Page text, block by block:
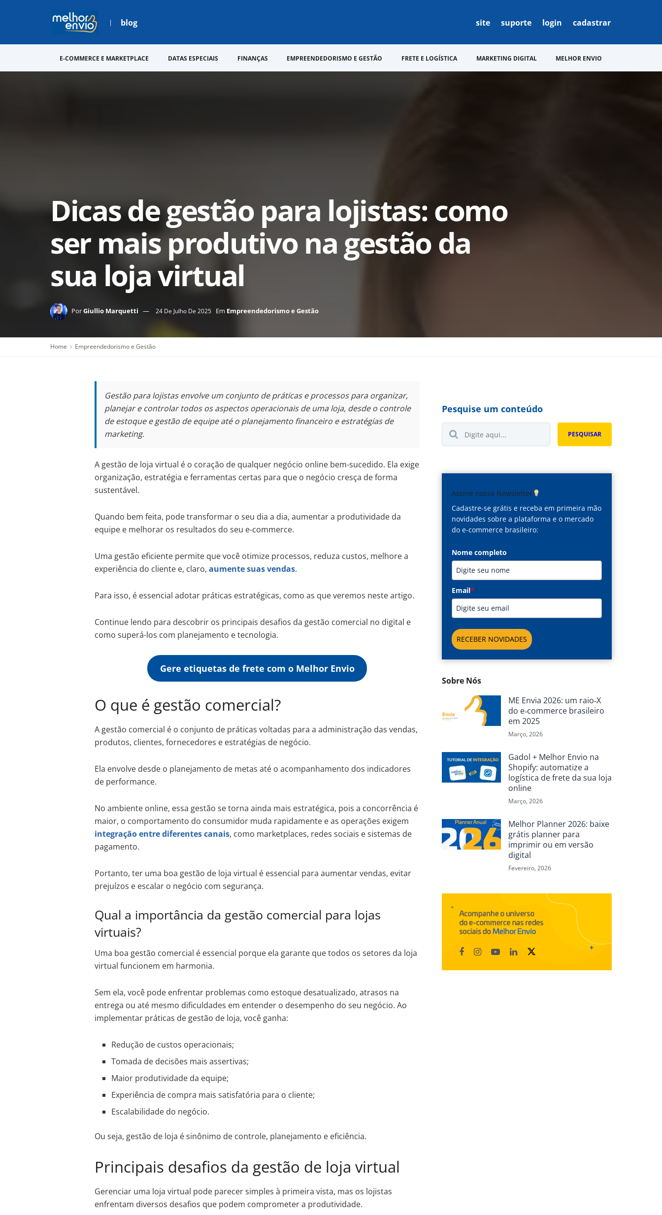
blog site suporte login cadastrar
E-COMMERCE E MARKETPLACE DATAS ESPECIAIS FINANÇAS EMPREENDEDORISMO E GESTÃO FRETE E LOGÍSTICA MARKETING DIGITAL MELHOR ENVIO
Dicas de gestão para lojistas: como
ser mais produtivo na gestão da
sua loja virtual
PorGiullio Marquetti 24 De Julho De 2025 Em Empreendedorismo e Gestão
Home Empreendedorismo e Gestão
Gestão para lojistas envolve um conjunto de práticas e processos para organizar,
planejar e controlar todos os aspectos operacionais de uma loja, desde o controle
de estoque e gestão de equipe até o planejamento financeiro e estratégias de
marketing.
A gestão de loja virtual é o coração de qualquer negócio online bem-sucedido. Ela exige
organização, estratégia e ferramentas certas para que o negócio cresça de forma
sustentável.
Quando bem feita, pode transformar o seu dia a dia, aumentar a produtividade da
equipe e melhorar os resultados do seu e-commerce.
Uma gestão eficiente permite que você otimize processos, reduza custos, melhore a
experiência do cliente e, claro, aumente suas vendas.
Para isso, é essencial adotar práticas estratégicas, como as que veremos neste artigo.
Continue lendo para descobrir os principais desafios da gestão comercial no digital e
como superá-los com planejamento e tecnologia.
Gere etiquetas de frete com o Melhor Envio
O que é gestão comercial?
A gestão comercial é o conjunto de práticas voltadas para a administração das vendas,
produtos, clientes, fornecedores e estratégias de negócio.
Ela envolve desde o planejamento de metas até o acompanhamento dos indicadores
de performance.
No ambiente online, essa gestão se torna ainda mais estratégica, pois a concorrência é
maior, o comportamento do consumidor muda rapidamente e as operações exigem
integração entre diferentes canais, como marketplaces, redes sociais e sistemas de
pagamento.
Portanto, ter uma boa gestão de loja virtual é essencial para aumentar vendas, evitar
prejuízos e escalar o negócio com segurança.
Qual a importância da gestão comercial para lojas
virtuais?
Uma boa gestão comercial é essencial porque ela garante que todos os setores da loja
virtual funcionem em harmonia.
Sem ela, você pode enfrentar problemas como estoque desatualizado, atrasos na
entrega ou até mesmo dificuldades em entender o desempenho do seu negócio. Ao
implementar práticas de gestão de loja, você ganha:
Redução de custos operacionais;
Tomada de decisões mais assertivas;
Maior produtividade da equipe;
Experiência de compra mais satisfatória para o cliente;
Escalabilidade do negócio.
Ou seja, gestão de loja é sinônimo de controle, planejamento e eficiência.
Principais desafios da gestão de loja virtual
Gerenciar uma loja virtual pode parecer simples à primeira vista, mas os lojistas
enfrentam diversos desafios que podem comprometer a produtividade.
Pesquise um conteúdo
PESQUISAR
Assine nossa Newsletter
Cadastre-se grátis e receba em primeira mão
novidades sobre a plataforma e o mercado
do e-commerce brasileiro:
Nome completo
Email*
RECEBER NOVIDADES
Sobre Nós
ME Envia 2026: um raio‑X
do e‑commerce brasileiro
em 2025
Março, 2026
Gadol + Melhor Envio na
Shopify: automatize a
logística de frete da sua loja
online
Março, 2026
Melhor Planner 2026: baixe
grátis planner para
imprimir ou em versão
digital
Fevereiro, 2026